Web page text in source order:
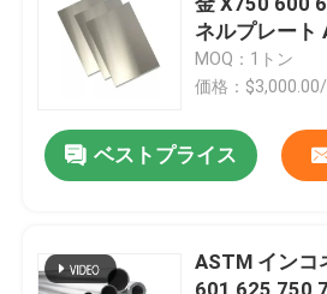
ネルプレート
MOQ：1トン
価格：
ベストプライス
ASTM インコ